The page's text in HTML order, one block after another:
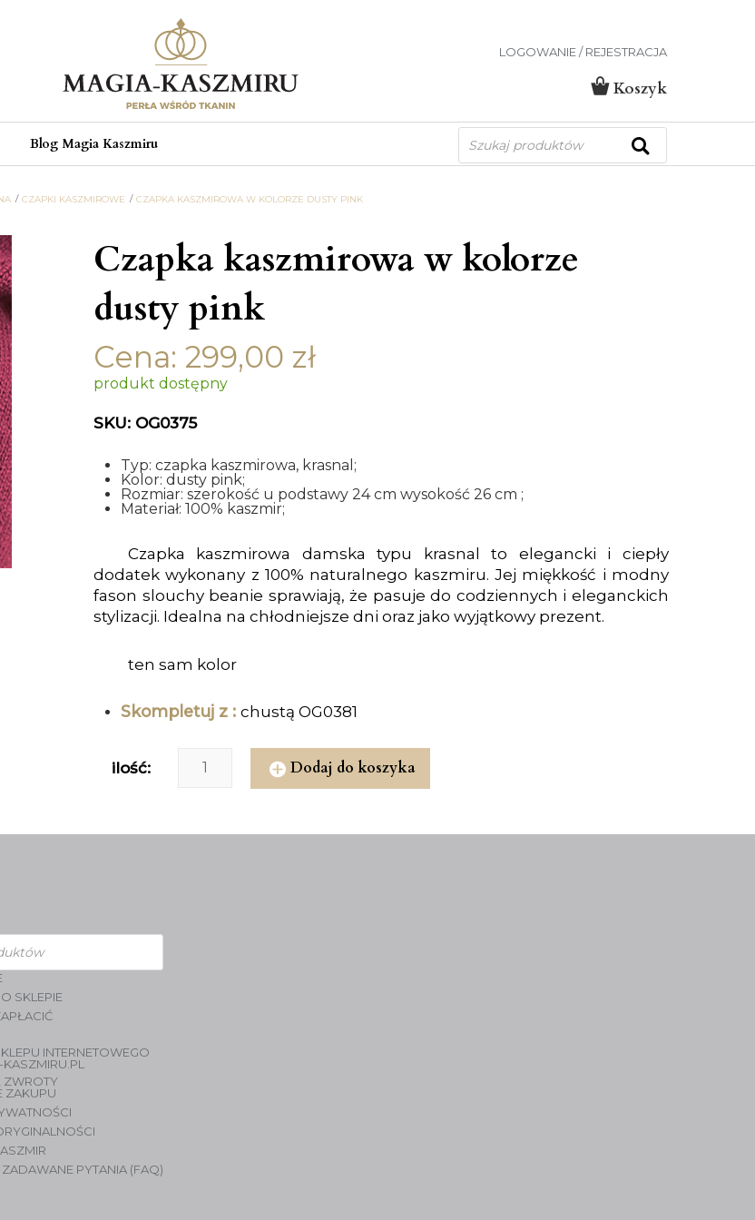
LOGOWANIE / REJESTRACJA
Koszyk
Blog Magia Kaszmiru
Wyszukiwarka
produktów
CZAPKI KASZMIROWE CZAPKA KASZMIROWA W KOLORZE DUSTY PINK
Czapka kaszmirowa w kolorze
dusty pink
Cena: 299,00 zł
produkt dostępny
SKU: OG0375
Typ: czapka kaszmirowa, krasnal;
Kolor: dusty pink;
Rozmiar: szerokość u podstawy 24 cm wysokość 26 cm ;
Materiał: 100% kaszmir;
Czapka kaszmirowa damska typu krasnal to elegancki i ciepły
dodatek wykonany z 100% naturalnego kaszmiru. Jej miękkość i modny
fason slouchy beanie sprawiają, że pasuje do codziennych i eleganckich
stylizacji. Idealna na chłodniejsze dni oraz jako wyjątkowy prezent.
ten sam kolor
Skompletuj z : chustą OG0381
ilość: Dodaj do koszyka
SKLEPIE
INTERNETOWEGO
ZWROTY
ZAKUPU
PYTANIA (FAQ)